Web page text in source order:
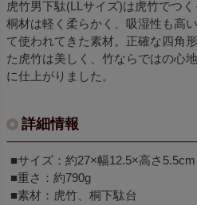
虎竹男下駄(LLサイズ)は虎竹でつ
桐材は軽く柔らかく、吸湿性も高
て使われてきた素材。正確な四角
た虎竹は美しく、竹ならではの心
に仕上がりました。
詳細情報
■サイズ：約27×幅12.5×高さ5.5cm
■重さ：約790g
■素材：虎竹、桐下駄台